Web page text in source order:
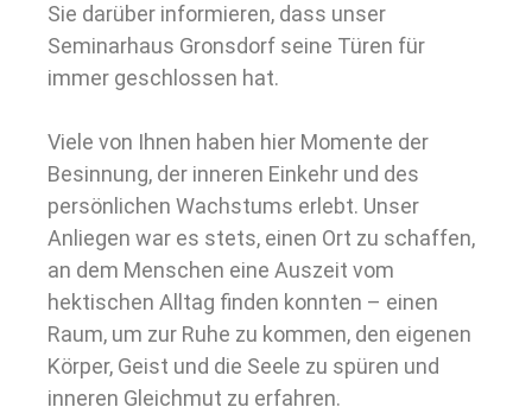
Sie darüber informieren, dass unser
Seminarhaus Gronsdorf seine Türen für
immer geschlossen hat.
Viele von Ihnen haben hier Momente der
Besinnung, der inneren Einkehr und des
persönlichen Wachstums erlebt. Unser
Anliegen war es stets, einen Ort zu schaffen,
an dem Menschen eine Auszeit vom
hektischen Alltag finden konnten – einen
Raum, um zur Ruhe zu kommen, den eigenen
Körper, Geist und die Seele zu spüren und
inneren Gleichmut zu erfahren.